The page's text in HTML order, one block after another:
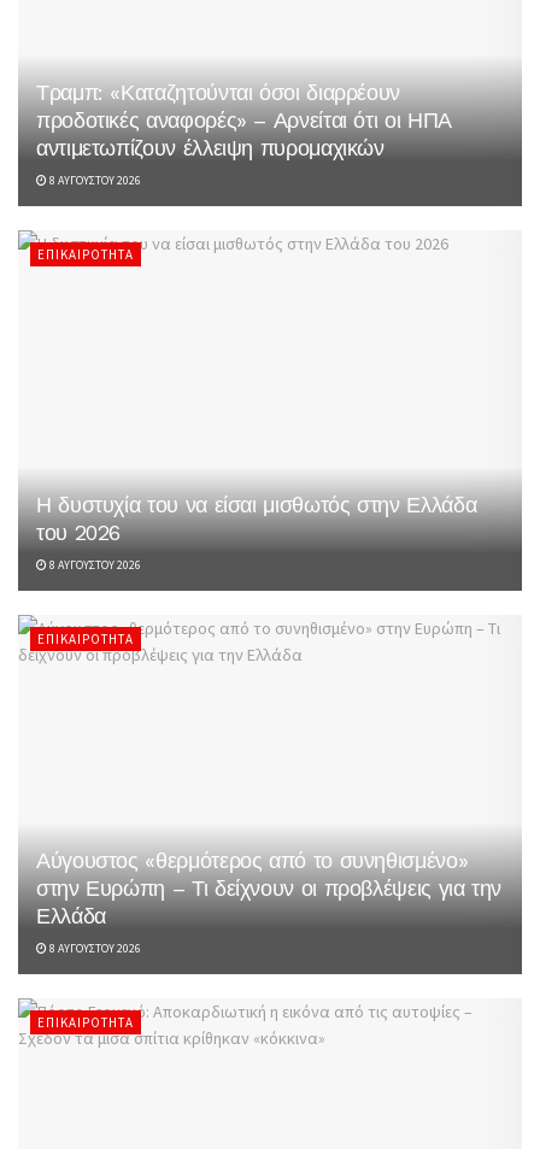
Τραμπ: «Καταζητούνται όσοι διαρρέουν
προδοτικές αναφορές» – Αρνείται ότι οι ΗΠΑ
αντιμετωπίζουν έλλειψη πυρομαχικών
8 ΑΥΓΟΎΣΤΟΥ 2026
ΕΠΙΚΑΙΡΌΤΗΤΑ
Η δυστυχία του να είσαι μισθωτός στην Ελλάδα
του 2026
8 ΑΥΓΟΎΣΤΟΥ 2026
ΕΠΙΚΑΙΡΌΤΗΤΑ
Αύγουστος «θερμότερος από το συνηθισμένο»
στην Ευρώπη – Τι δείχνουν οι προβλέψεις για την
Ελλάδα
8 ΑΥΓΟΎΣΤΟΥ 2026
ΕΠΙΚΑΙΡΌΤΗΤΑ